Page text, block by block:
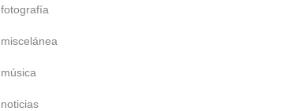
fotografía
miscelánea
música
noticias